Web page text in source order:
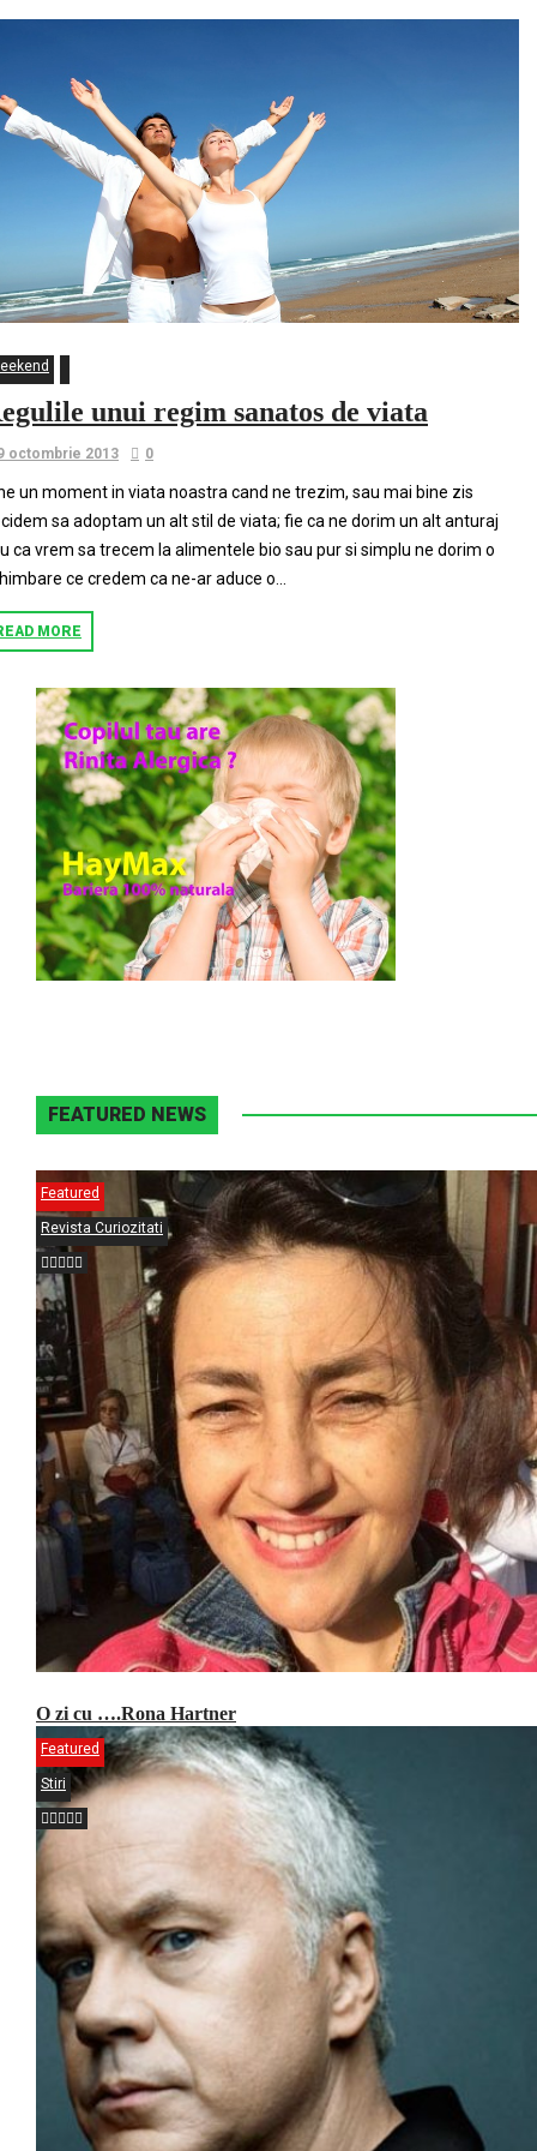
unui regim sanatos de viata
octombrie 2013 0
un moment in viata noastra cand ne trezim, sau mai bine zis
sa adoptam un alt stil de viata; fie ca ne dorim un alt anturaj
ca vrem sa trecem la alimentele bio sau pur si simplu ne dorim o
ce credem ca ne-ar aduce o...
MORE
FEATURED NEWS
Featured
Revista Curiozitati
O zi cu ….Rona Hartner
Featured
Stiri